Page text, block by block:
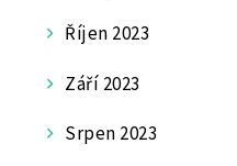
Říjen 2023
Září 2023
Srpen 2023